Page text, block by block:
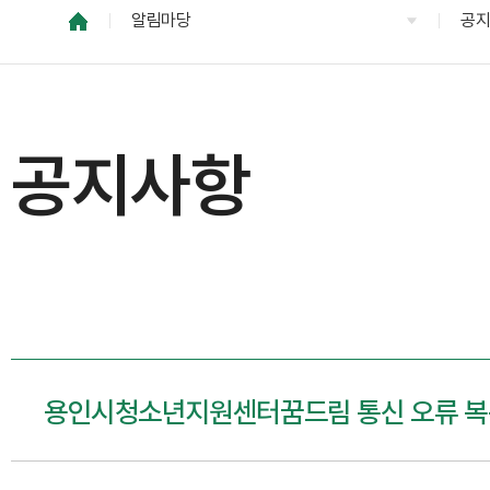
알림마당 공
공지사항
용인시청소년지원센터꿈드림 통신 오류